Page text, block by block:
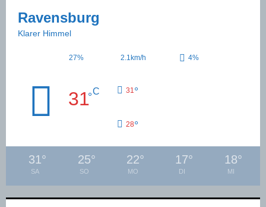
Ravensburg
Klarer Himmel
27% 2.1km/h 4%
31°C 31°
28°
31°
SA
25°
SO
22°
MO
17°
DI
18°
MI